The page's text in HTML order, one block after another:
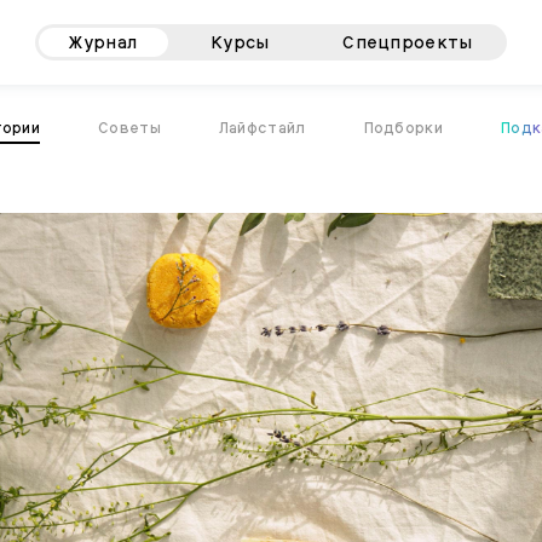
Журнал Курсы Спецпроекты
Советы Лайфстайл Подборки